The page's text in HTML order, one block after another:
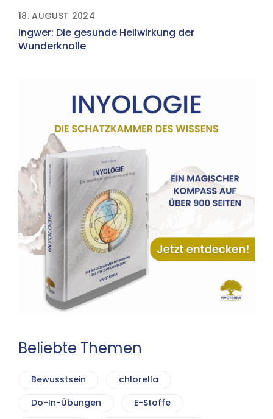
Ingwer: Die gesunde Heilwirkung der
Wunderknolle
18. AUGUST 2024
Beliebte Themen
Bewusstsein
chlorella
Do-In-Übungen
E-Stoffe